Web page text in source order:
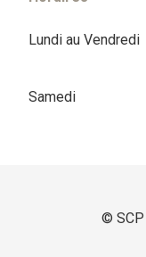
Lundi au Vendredi
Samedi
© SCP